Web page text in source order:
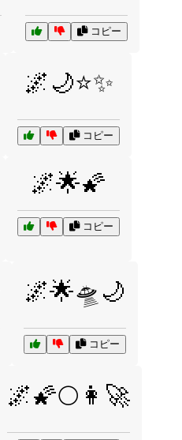
コピー
🌌🌙⭐✨
コピー
🌌🌟🌠
コピー
🌌🌟🛸🌙
コピー
🌌🌠🌕👩‍🚀